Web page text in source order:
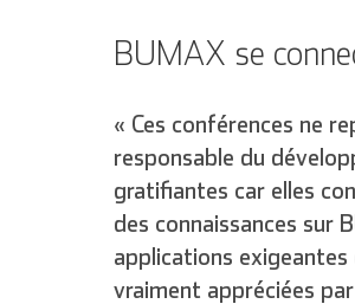
BUMAX se
« Ces conférences ne
responsable du
gratifiantes car elles
des connaissances sur
applications
vraiment appréciées